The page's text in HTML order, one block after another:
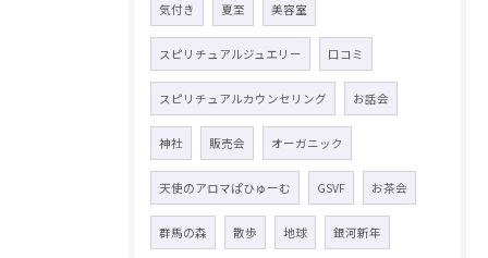
気付き 夏至 美容室
スピリチュアルジュエリー 口コミ
スピリチュアルカウンセリング お話会
神社 販売会 オーガニック
天使のアロマぱひゅーむ GSVF お茶会
群馬の森 散歩 地球 銀河新年